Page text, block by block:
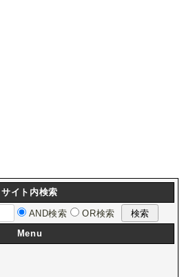
サイト内検索
AND検索
OR検索
Menu